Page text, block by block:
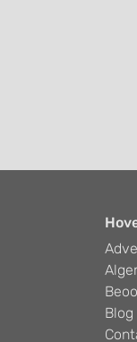
Blog